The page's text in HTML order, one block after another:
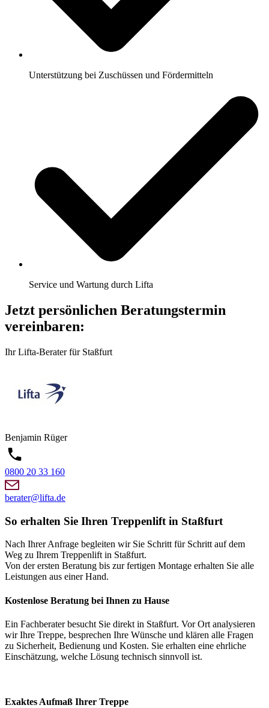
Unterstützung bei Zuschüssen und Fördermitteln
Service und Wartung durch Lifta
Jetzt persönlichen Beratungstermin
vereinbaren:
Ihr Lifta-Berater für Staßfurt
Benjamin Rüger
0800 20 33 160
berater@lifta.de
So erhalten Sie Ihren Treppenlift in Staßfurt
Nach Ihrer Anfrage begleiten wir Sie Schritt für Schritt auf dem
Weg zu Ihrem Treppenlift in Staßfurt.
Von der ersten Beratung bis zur fertigen Montage erhalten Sie alle
Leistungen aus einer Hand.
Kostenlose Beratung bei Ihnen zu Hause
Ein Fachberater besucht Sie direkt in Staßfurt. Vor Ort analysieren
wir Ihre Treppe, besprechen Ihre Wünsche und klären alle Fragen
zu Sicherheit, Bedienung und Kosten. Sie erhalten eine ehrliche
Einschätzung, welche Lösung technisch sinnvoll ist.
Exaktes Aufmaß Ihrer Treppe